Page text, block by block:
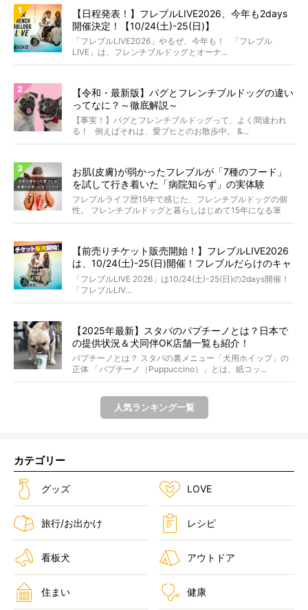
【日程発表！】フレブルLIVE2026、今年も2days
開催決定！【10/24(土)-25(日)】
「フレブルLIVE2026」やるぜ、今年も！ 「フレブル
LIVE」は、フレンチブルドッグとオーナ...
【令和・最新版】パグとフレンチブルドッグの違い
ってなに？～徹底解説～
【事実！】パグとフレンチブルドッグって、よく間違われ
る！ 例えばそれは、愛ブヒとのお散歩中。 &...
お肌(皮膚)が弱かったフレブルが「7種のフード」
を試して行き着いた「病院知らず」の実体験
フレブルライフ歴15年で感じた、フレンチブルドッグの個
性。 フレンチブルドッグと暮らしはじめて15年になる筆
者...
【前売りチケット販売開始！】フレブルLIVE2026
は、10/24(土)-25(日)開催！フレブルだらけのキャ
ンプ・前夜祭・バスプランも新登場!?
「フレブルLIVE 2026」は10/24(土)-25(日)の2days開催！
「フレブルLIV...
【2025年最新】スタバのパプチーノとは？日本で
の提供状況＆犬同伴OK店舗一覧も紹介！
パプチーノとは？ スタバの裏メニュー「犬用ホイップ」の
正体 「パプチーノ（Puppuccino）」とは、紙コッ...
人気ランキング一覧
カテゴリー
グッズ LOVE
旅行/お出かけ レシピ
看板犬 アウトドア
住まい 健康